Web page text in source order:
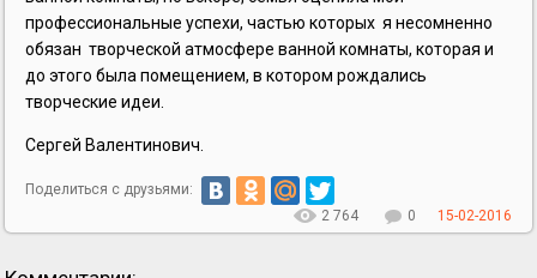
профессиональные успехи, частью которых я несомненно
обязан творческой атмосфере ванной комнаты, которая и
до этого была помещением, в котором рождались
творческие идеи.
Сергей Валентинович.
Поделиться с друзьями:
2 764
0 15-02-2016